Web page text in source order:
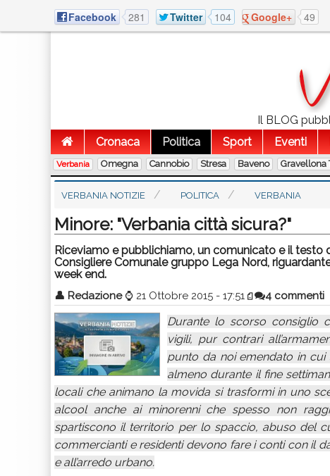
Facebook 281 Twitter 104 Google+ 49
Il BLOG
Cronaca
Politica Sport Eventi
Verbania Omegna Cannobio Stresa Baveno Gravellona
VERBANIA NOTIZIE POLITICA VERBANIA
Minore: "Verbania città sicura?"
Riceviamo e pubblichiamo, un comunicato e il
Consigliere Comunale gruppo Lega Nord,
week end.
👤 Redazione ⌚ 21 Ottobre 2015 - 17:51 4 commenti
Durante lo scorso consiglio
vigili, pur contrari
punto da noi emendato in cui
almeno durante il fine
locali che animano la movida si trasformi in uno
alcool anche ai minorenni che spesso non
spartiscono il territorio per lo spaccio, abuso del
commercianti e residenti devono fare i conti con il
e all’arredo urbano.